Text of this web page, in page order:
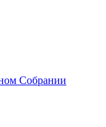
Собрании